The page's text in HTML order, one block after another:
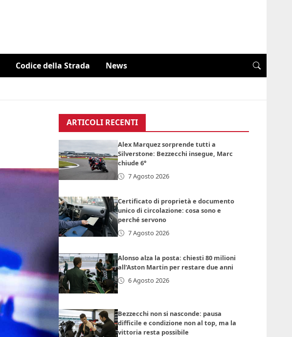
Codice della Strada News
ARTICOLI RECENTI
Alex Marquez sorprende tutti a
Silverstone: Bezzecchi insegue, Marc
chiude 6°
7 Agosto 2026
Certificato di proprietà e documento
unico di circolazione: cosa sono e
perché servono
7 Agosto 2026
Alonso alza la posta: chiesti 80 milioni
all’Aston Martin per restare due anni
6 Agosto 2026
Bezzecchi non si nasconde: pausa
difficile e condizione non al top, ma la
vittoria resta possibile